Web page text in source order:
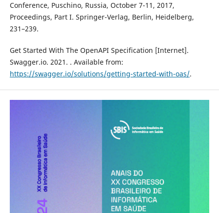
Conference, Puschino, Russia, October 7-11, 2017,
Proceedings, Part I. Springer-Verlag, Berlin, Heidelberg,
231–239.
Get Started With The OpenAPI Specification [Internet].
Swagger.io. 2021. . Available from:
https://swagger.io/solutions/getting-started-with-oas/.